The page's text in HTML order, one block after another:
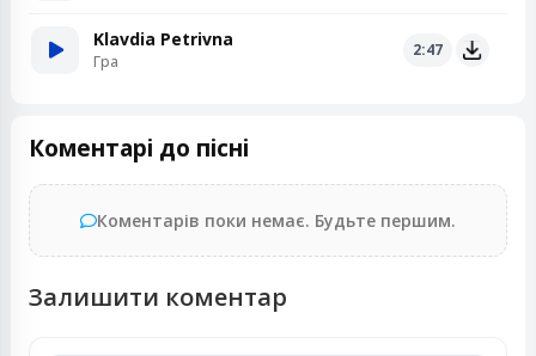
Klavdia Petrivna
Гра
2:47
Коментарі до пісні
Коментарів поки немає. Будьте першим.
Залишити коментар